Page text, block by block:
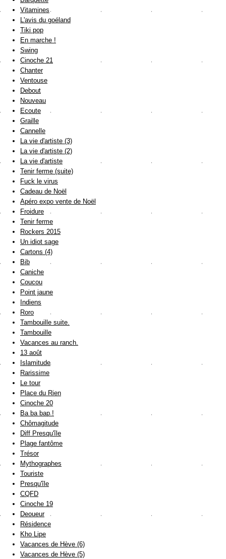
Vitamines
L'avis du goéland
Tiki pop
En marche !
Swing
Cinoche 21
Chanter
Ventouse
Debout
Nouveau
Ecoute
Graille
Cannelle
La vie d'artiste (3)
La vie d'artiste (2)
La vie d'artiste
Tenir ferme (suite)
Fuck le virus
Cadeau de Noël
Apéro expo vente de Noël
Froidure
Tenir ferme
Rockers 2015
Un idiot sage
Cartons (4)
Bib
Caniche
Coucou
Point jaune
Indiens
Roro
Tambouille suite.
Tambouille
Vacances au ranch.
13 août
Islamitude
Rarissime
Le tour
Place du Rien
Cinoche 20
Ba ba bap !
Chômagitude
Diff Presqu'île
Plage fantôme
Trésor
Mythographes
Touriste
Presqu'île
CQFD
Cinoche 19
Deoueur
Résidence
Kho Lipe
Vacances de Hève (6)
Vacances de Hève (5)